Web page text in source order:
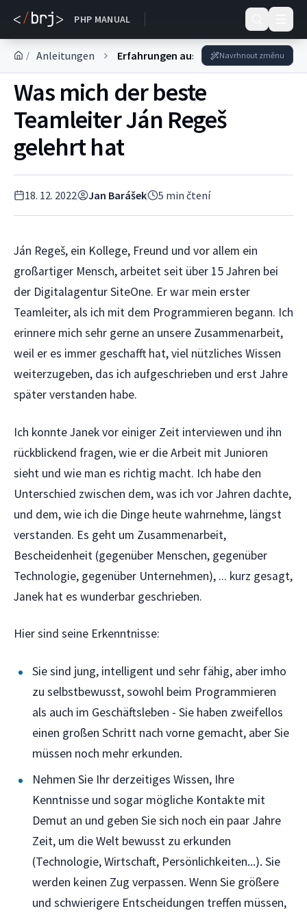
PHP MANUAL
DOKUMENTACE
/ Anleitungen Erfahrungen aus der PraxisNavrhnout změnu
Was mich der beste
Teamleiter Ján Regeš
gelehrt hat
18. 12. 2022 Jan Barášek 5 min čtení
Ján Regeš, ein Kollege, Freund und vor allem ein
großartiger Mensch, arbeitet seit über 15 Jahren bei
der Digitalagentur SiteOne. Er war mein erster
Teamleiter, als ich mit dem Programmieren begann. Ich
erinnere mich sehr gerne an unsere Zusammenarbeit,
weil er es immer geschafft hat, viel nützliches Wissen
weiterzugeben, das ich aufgeschrieben und erst Jahre
später verstanden habe.
Ich konnte Janek vor einiger Zeit interviewen und ihn
rückblickend fragen, wie er die Arbeit mit Junioren
sieht und wie man es richtig macht. Ich habe den
Unterschied zwischen dem, was ich vor Jahren dachte,
und dem, wie ich die Dinge heute wahrnehme, längst
verstanden. Es geht um Zusammenarbeit,
Bescheidenheit (gegenüber Menschen, gegenüber
Technologie, gegenüber Unternehmen), ... kurz gesagt,
Janek hat es wunderbar geschrieben.
Hier sind seine Erkenntnisse:
Sie sind jung, intelligent und sehr fähig, aber imho
zu selbstbewusst, sowohl beim Programmieren
als auch im Geschäftsleben - Sie haben zweifellos
einen großen Schritt nach vorne gemacht, aber Sie
müssen noch mehr erkunden.
Nehmen Sie Ihr derzeitiges Wissen, Ihre
Kenntnisse und sogar mögliche Kontakte mit
Demut an und geben Sie sich noch ein paar Jahre
Zeit, um die Welt bewusst zu erkunden
(Technologie, Wirtschaft, Persönlichkeiten...). Sie
werden keinen Zug verpassen. Wenn Sie größere
und schwierigere Entscheidungen treffen müssen,